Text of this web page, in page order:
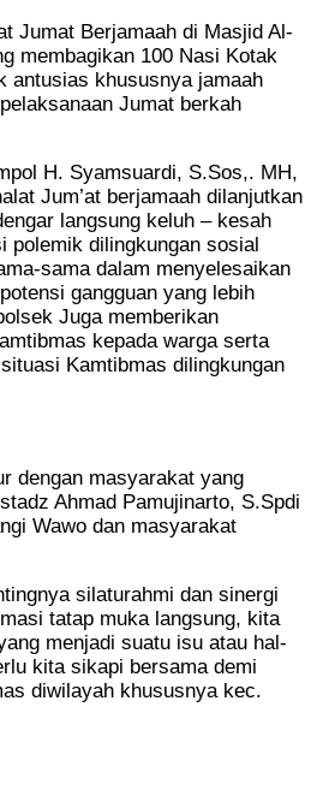
Jumat Berjamaah di Masjid Al-
membagikan 100 Nasi Kotak
antusias khususnya jamaah
Jumat berkah
H. Syamsuardi, S.Sos,. MH,
Jum’at berjamaah dilanjutkan
langsung keluh – kesah
polemik dilingkungan sosial
sama dalam menyelesaikan
gangguan yang lebih
Juga memberikan
kepada warga serta
Kamtibmas dilingkungan
dengan masyarakat yang
Ahmad Pamujinarto, S.Spdi
Wawo dan masyarakat
silaturahmi dan sinergi
tatap muka langsung, kita
menjadi suatu isu atau hal-
kita sikapi bersama demi
diwilayah khususnya kec.